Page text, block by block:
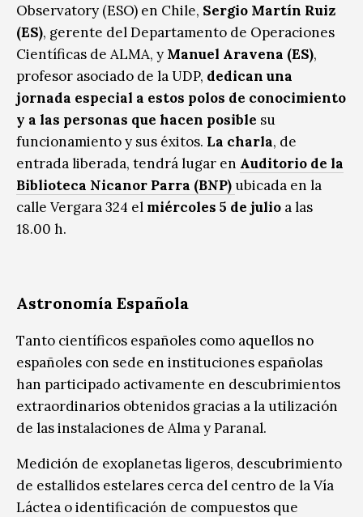
Observatory (ESO) en Chile, Sergio Martín Ruiz
(ES), gerente del Departamento de Operaciones
Científicas de ALMA, y Manuel Aravena (ES),
profesor asociado de la UDP, dedican una
jornada especial a estos polos de conocimiento
y a las personas que hacen posible su
funcionamiento y sus éxitos. La charla, de
entrada liberada, tendrá lugar en Auditorio de la
Biblioteca Nicanor Parra (BNP) ubicada en la
calle Vergara 324 el miércoles 5 de julio a las
18.00 h.
Astronomía Española
Tanto científicos españoles como aquellos no
españoles con sede en instituciones españolas
han participado activamente en descubrimientos
extraordinarios obtenidos gracias a la utilización
de las instalaciones de Alma y Paranal.
Medición de exoplanetas ligeros, descubrimiento
de estallidos estelares cerca del centro de la Vía
Láctea o identificación de compuestos que